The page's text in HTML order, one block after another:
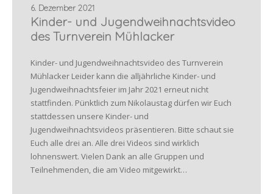
6. Dezember 2021
Kinder- und Jugendweihnachtsvideo
des Turnverein Mühlacker
Kinder- und Jugendweihnachtsvideo des Turnverein
Mühlacker Leider kann die alljährliche Kinder- und
Jugendweihnachtsfeier im Jahr 2021 erneut nicht
stattfinden. Pünktlich zum Nikolaustag dürfen wir Euch
stattdessen unsere Kinder- und
Jugendweihnachtsvideos präsentieren. Bitte schaut sie
Euch alle drei an. Alle drei Videos sind wirklich
lohnenswert. Vielen Dank an alle Gruppen und
Teilnehmenden, die am Video mitgewirkt…